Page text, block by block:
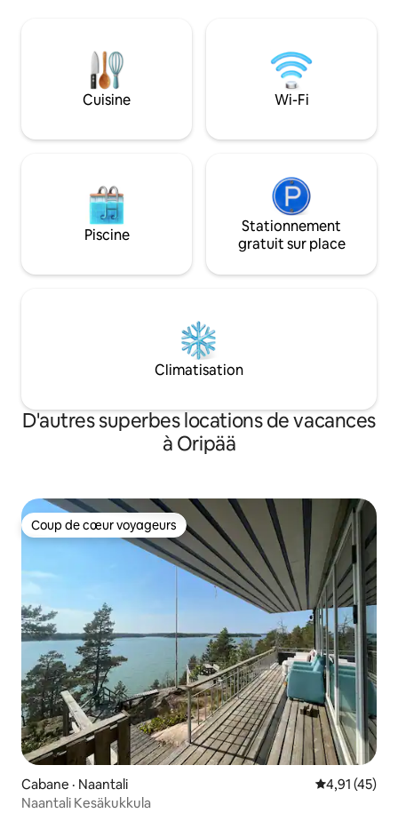
ou d'un mois ●Magnifiquement décoré,
alliant l'ancien et le nouveau, avec la
fonctionnalité au premier plan ● Maison
calme, environnement paisible Un
bien entretenu pour un séjour
cm d'épaisseur
Prix maximum
propre linge de lit
la visite. Pas à
Cuisine Wi-Fi
Piscine
Stationnement
gratuit sur place
Climatisation
D'autres superbes locations de vacances
à Oripää
Coup de cœur voyageurs
Coup de cœur voyageurs
Cabane · Naantali Note
4,91 (45)
Naantali Kesäkukkula